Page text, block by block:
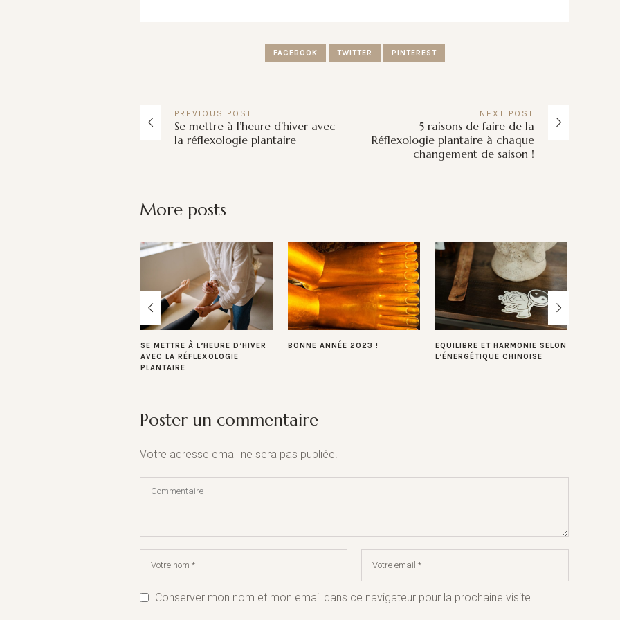
FACEBOOK TWITTER PINTEREST
PREVIOUS POST
Se mettre à l’heure d’hiver avec
la réflexologie plantaire
NEXT POST
5 raisons de faire de la
Réflexologie plantaire à chaque
changement de saison !
More posts
SE METTRE À L’HEURE D’HIVER
AVEC LA RÉFLEXOLOGIE
PLANTAIRE
BONNE ANNÉE 2023 !
EQUILIBRE ET HARMONIE SELON
L’ÉNERGÉTIQUE CHINOISE
Poster un commentaire
Votre adresse email ne sera pas publiée.
Conserver mon nom et mon email dans ce navigateur pour la prochaine visite.